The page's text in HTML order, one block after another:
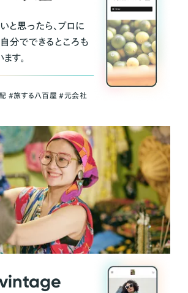
と思ったら、プロに
分でできるところも
す。
＃旅する八百屋 ＃元会社